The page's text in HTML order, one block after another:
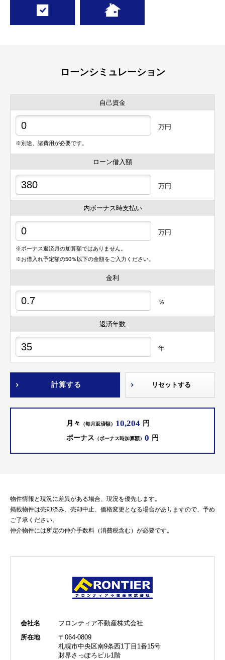
ローンシミュレーション
自己資金
万円
※別途、諸費用が必要です。
ローン借入額
万円
内ボーナス時支払い
万円
※ボーナス返済月の加算額ではありません。
※お借入れ予定額の50％以下の金額をご入力ください。
金利
％
返済年数
年
計算する リセットする
月々 （毎月返済額） 10,204 円
ボーナス （ボーナス時加算額） 0 円
物件情報と現況に差異がある場合、現況を優先します。
掲載物件は売却済み、売却中止、価格変更となる場合がありますので、予め
ご了承ください。
仲介物件には所定の仲介手数料（消費税含む）が必要です。
会社名
フロンティア不動産株式会社
所在地
〒064-0809
札幌市中央区南9条西1丁目1番15号
財界さっぽろビル1階